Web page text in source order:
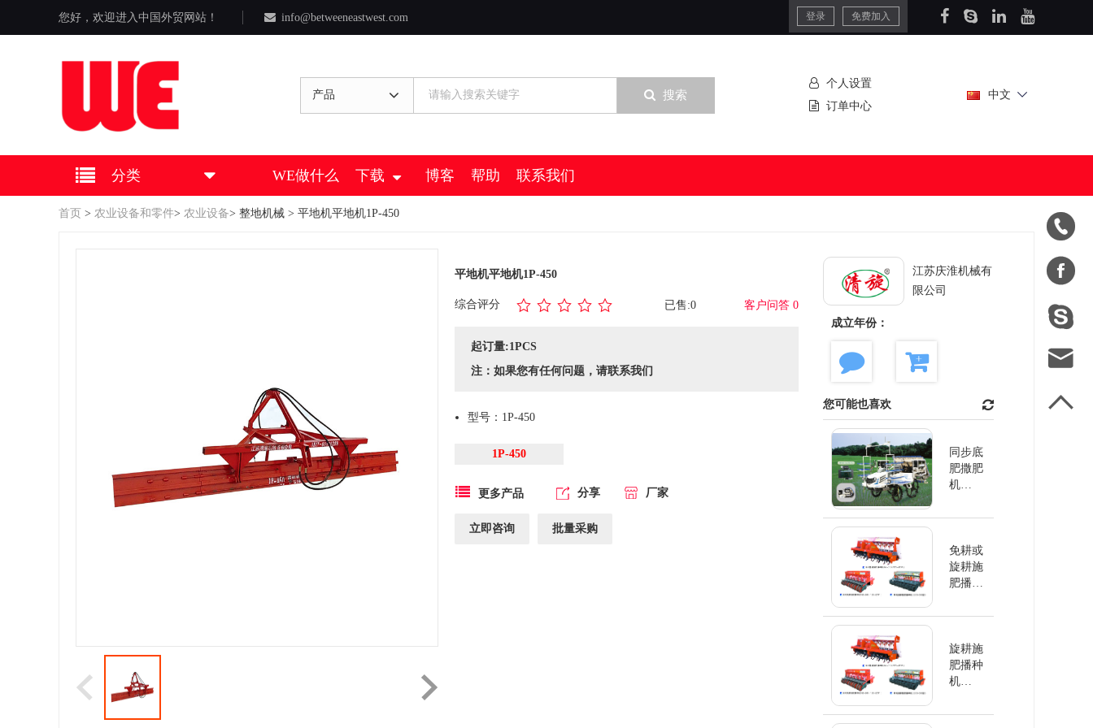
您好，欢迎进入中国外贸网站！ info@betweeneastwest.com 登录 免费加入





产品 搜索
个人设置
订单中心
中文
分类 WE做什么 下载 博客 帮助 联系我们
首页 > 农业设备和零件> 农业设备> 整地机械 > 平地机平地机1P-450
平地机平地机1P-450
综合评分 已售:0 客户问答 0
起订量:1PCS
注：如果您有任何问题，请联系我们
型号：1P-450
1P-450
更多产品 分享 厂家
立即咨询 批量采购
江苏庆淮机械有
限公司
成立年份：
您可能也喜欢
同步底
肥撒肥
机
/ 2FCF-
免耕或
旋耕施
肥播种
2BMF
旋耕施
肥播种
机